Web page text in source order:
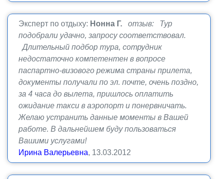
Эксперт по отдыху: Нонна Г.
отзыв: Тур
подобрали удачно, запросу соответствовал.
Длительный подбор тура, сотрудник
недостаточно компетентен в вопросе
паспартно-визового режима страны прилета,
документы получали по эл. почте, очень поздно,
за 4 часа до вылета, пришлось оплатить
ожидание такси в аэропорт и понервничать.
Желаю устранить данные моменты в Вашей
работе. В дальнейшем буду пользоваться
Вашими услугами!
Ирина Валерьевна, 13.03.2012